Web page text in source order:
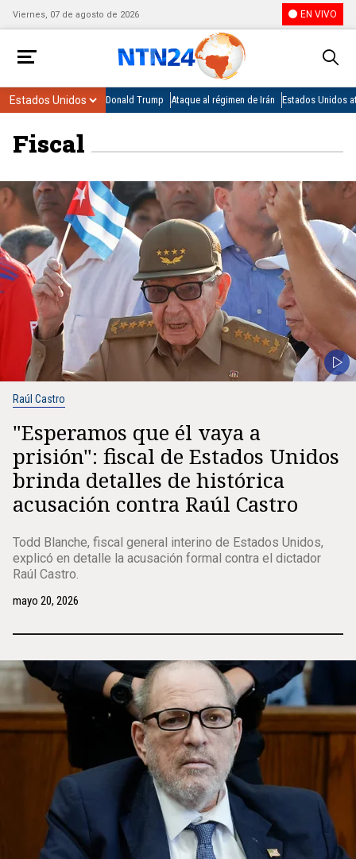
Viernes, 07 de agosto de 2026 EN VIVO
Donald Trump Ataque al régimen de Irán Estados Unidos
Fiscal
Raúl Castro
"Esperamos que él vaya a
prisión": fiscal de Estados Unidos
brinda detalles de histórica
acusación contra Raúl Castro
Todd Blanche, fiscal general interino de Estados Unidos,
explicó en detalle la acusación formal contra el dictador
Raúl Castro.
mayo 20, 2026